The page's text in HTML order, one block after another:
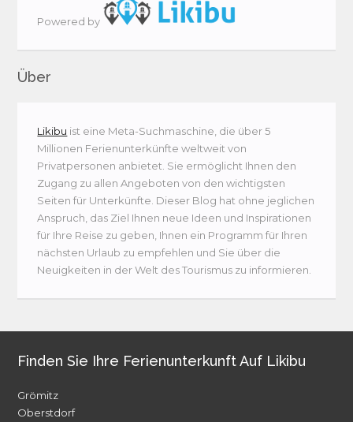
Powered by
Über
Likibu ist eine Meta-Suchmaschine, die über 5
Millionen Ferienunterkünfte weltweit von
Privatpersonen anbietet. Sie ermöglicht Ihnen den
Zugang zu allen Angeboten von den wichtigsten
Seiten für Unterkünfte. Dieser Blog hat ohne jeglichen
Anspruch, das Ziel Ihnen neue Ideen und Inspirationen
für Ihre Reise zu geben, Ihnen ein Programm für Ihren
nächsten Urlaub zu empfehlen und Sie über die
Neuigkeiten in der Welt des Tourismus zu informieren.
Finden Sie Ihre Ferienunterkunft Auf Likibu
Grömitz
Oberstdorf